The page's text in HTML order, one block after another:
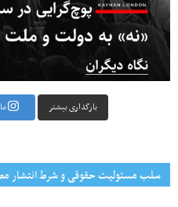
بارگذاری بیشتر
سلب مسئولیت حقوقی و شرط انتشار